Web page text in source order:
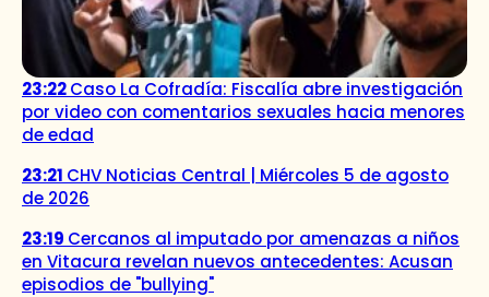
23:22Caso La Cofradía: Fiscalía abre investigación
por video con comentarios sexuales hacia menores
de edad
23:21 CHV Noticias Central | Miércoles 5 de agosto
de 2026
23:19 Cercanos al imputado por amenazas a niños
en Vitacura revelan nuevos antecedentes: Acusan
episodios de "bullying"